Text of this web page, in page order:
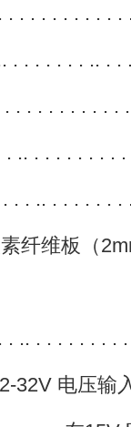
. . . . . . . . .
. . . . . . .. .
. . . . . . . . . .
.. . . . . . . . .
. . .. . . . . . .
纤维板（
.. . . . . . . . .
标